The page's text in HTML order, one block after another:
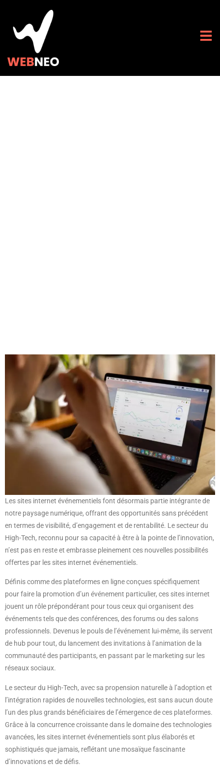
Les sites internet événementiels font désormais partie intégrante de
notre paysage numérique, offrant des opportunités sans précédent
en termes de visibilité, d’engagement et de rentabilité. Le secteur du
High-Tech, reconnu pour sa capacité à être à la pointe de l’innovation,
n’est pas en reste et embrasse pleinement ces nouvelles possibilités
offertes par les sites internet événementiels.
Définis comme des plateformes en ligne conçues spécifiquement
pour faire la promotion d’un événement particulier, ces sites internet
jouent un rôle prépondérant pour tous ceux qui organisent des
événements tels que des conférences, des forums ou des salons
professionnels. Devenus le pouls de l’événement lui-même, ils servent
de hub pour tout, du lancement des invitations à l’animation de la
communauté des participants, en passant par le marketing sur les
réseaux sociaux.
Le secteur du High-Tech, avec sa propension naturelle à l’adoption et
l’intégration rapides de nouvelles technologies, est sans aucun doute
l’un des plus grands bénéficiaires de l’émergence de ces plateformes.
Grâce à la concurrence croissante dans le domaine des technologies
avancées, les sites internet événementiels sont plus élaborés et
sophistiqués que jamais, reflétant une mosaïque fascinante
d’innovations et de défis.